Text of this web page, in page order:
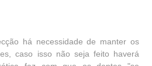
há necessidade de manter os
caso isso não seja feito haverá